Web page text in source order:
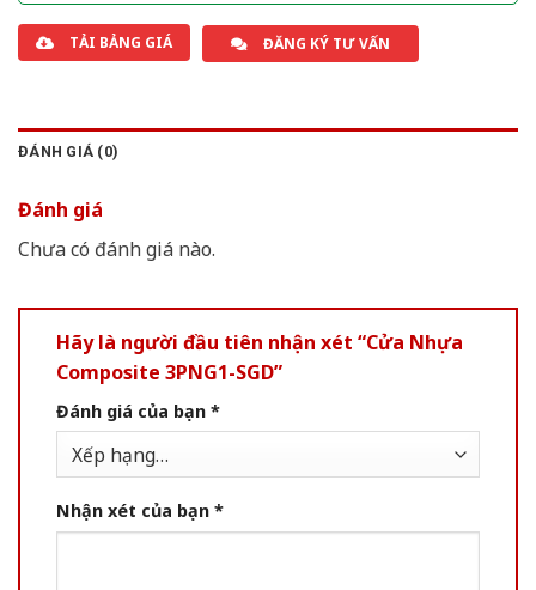
TẢI BẢNG GIÁ ĐĂNG KÝ TƯ VẤN
ĐÁNH GIÁ (0)
Đánh giá
Chưa có đánh giá nào.
Hãy là người đầu tiên nhận xét “Cửa Nhựa
Composite 3PNG1-SGD”
Đánh giá của bạn *
Nhận xét của bạn *